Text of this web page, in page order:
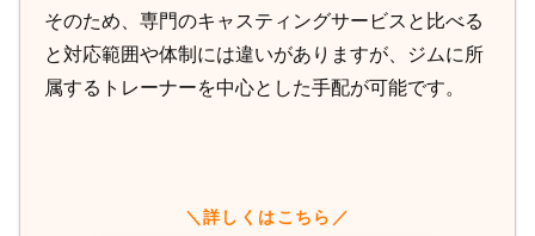
そのため、専門のキャスティングサービスと比べる
と対応範囲や体制には違いがありますが、ジムに所
属するトレーナーを中心とした手配が可能です。
＼詳しくはこちら／